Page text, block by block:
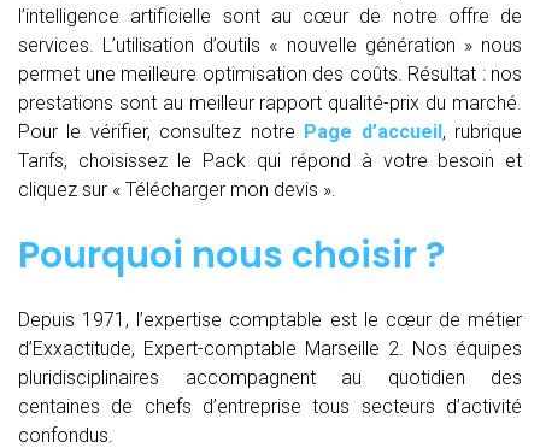
l’intelligence artificielle sont au cœur de notre offre de
services. L’utilisation d’outils « nouvelle génération » nous
permet une meilleure optimisation des coûts. Résultat : nos
prestations sont au meilleur rapport qualité-prix du marché.
Pour le vérifier, consultez notre Page d’accueil, rubrique
Tarifs, choisissez le Pack qui répond à votre besoin et
cliquez sur « Télécharger mon devis ».
Pourquoi nous choisir ?
Depuis 1971, l’expertise comptable est le cœur de métier
d’Exxactitude, Expert-comptable Marseille 2. Nos équipes
pluridisciplinaires accompagnent au quotidien des
centaines de chefs d’entreprise tous secteurs d’activité
confondus.